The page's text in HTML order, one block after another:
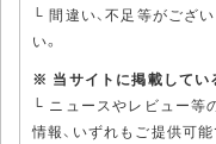
└ 間違い、不足等がござい
い。
※ 当サイトに掲載してい
└ ニュースやレビュー等
情報、いずれもご提供可能